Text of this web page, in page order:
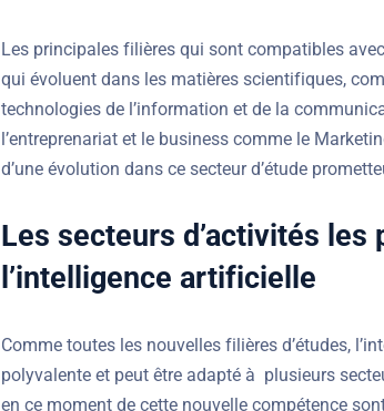
Les principales filières qui sont compatibles
qui évoluent dans les matières scientifiques,
technologies de l’information et de la
l’entreprenariat et le business comme le
d’une évolution dans ce secteur d’étude
Les secteurs d’activités les
l’intelligence artificielle
Comme toutes les nouvelles filières d’études,
polyvalente et peut être adapté à plusieurs
en ce moment de cette nouvelle compétence